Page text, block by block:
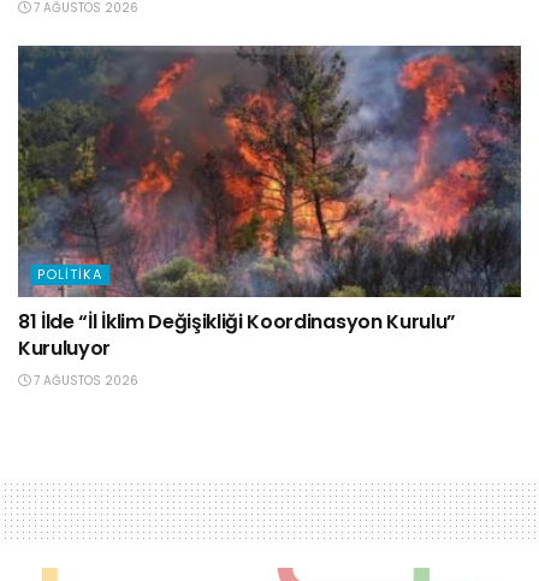
7 AĞUSTOS 2026
POLITIKA
81 İlde “İl İklim Değişikliği Koordinasyon Kurulu”
Kuruluyor
7 AĞUSTOS 2026